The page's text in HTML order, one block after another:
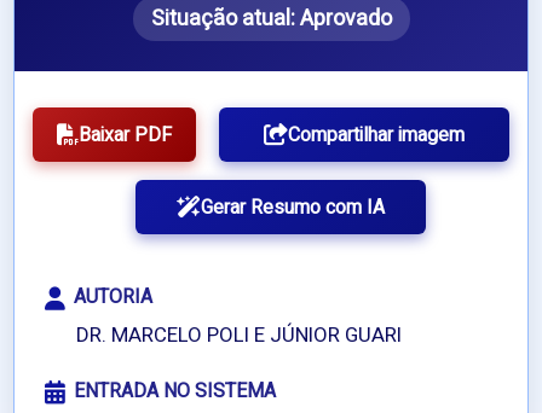
Situação atual:Aprovado
Baixar PDF Compartilhar imagem
Gerar Resumo com IA
AUTORIA
DR. MARCELO POLI E JÚNIOR GUARI
ENTRADA NO SISTEMA